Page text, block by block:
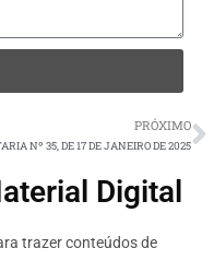
PRÓXIMO
Nº 35, DE 17 DE JANEIRO DE 2025
Digital
trazer conteúdos de